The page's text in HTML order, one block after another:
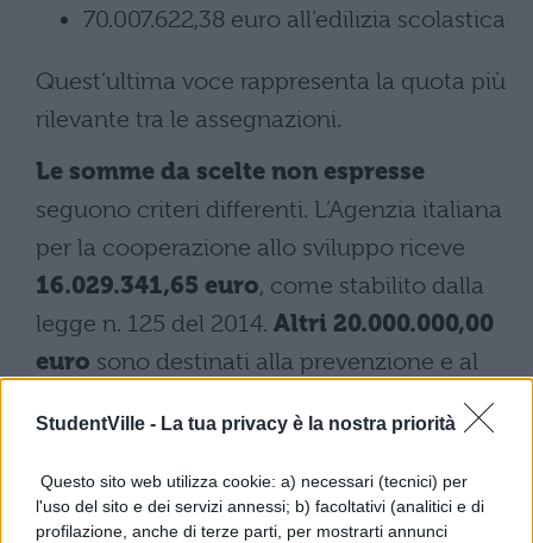
StudentVille - La tua privacy è la nostra priorità
Questo sito web utilizza cookie: a) necessari (tecnici) per
l'uso del sito e dei servizi annessi; b) facoltativi (analitici e di
profilazione, anche di terze parti, per mostrarti annunci
70.007.622,38 euro all’edilizia scolastica
Quest’ultima voce rappresenta la quota più
rilevante tra le assegnazioni.
Le somme da scelte non espresse
seguono criteri differenti. L’Agenzia italiana
per la cooperazione allo sviluppo riceve
16.029.341,65 euro, come stabilito dalla
legge n. 125 del 2014. Altri 20.000.000,00
euro sono destinati alla prevenzione e al
recupero dalle tossicodipendenze e dalle
altre dipendenze patologiche.
Le calamità naturali ottengono
24.868.823,63 euro, mentre la